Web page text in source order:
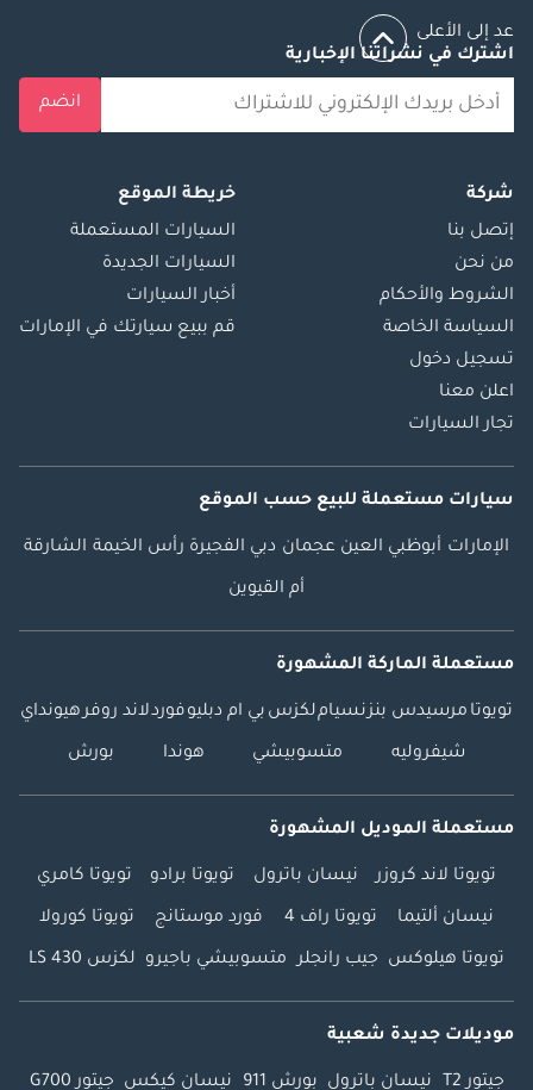
التحديثات: إنستغرام:
@barugzaimotors
Barugzai Motors
عد إلى الأعلى
اشترك في نشراتنا الإخبارية
انضم
شركة
إتصل بنا
من نحن
الشروط والأحكام
السياسة الخاصة
تسجيل دخول
اعلن معنا
تجار السيارات
خريطة الموقع
السيارات المستعملة
السيارات الجديدة
أخبار السيارات
قم ببيع سيارتك في الإمارات
سيارات مستعملة للبيع حسب الموقع
الإمارات أبوظبي العين عجمان دبي الفجيرة رأس الخيمة الشارقة
أم القيوين
مستعملة الماركة المشهورة
تويوتا مرسيدس بنزنسياملكزس بي ام دبليوفوردلاند روفرهيونداي
شيفروليه متسوبيشي هوندا بورش
مستعملة الموديل المشهورة
تويوتا لاند كروزر نيسان باترول تويوتا برادو تويوتا كامري
نيسان ألتيما تويوتا راف 4 فورد موستانج تويوتا كورولا
تويوتا هيلوكس جيب رانجلر متسوبيشي باجيرو لكزس LS 430
موديلات جديدة شعبية
جيتور T2 نيسان باترول بورش 911 نيسان كيكس جيتور G700